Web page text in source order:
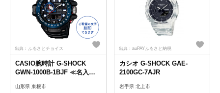
出典：ふるさとチョイス
CASIO腕時計 G-SHOCK
GWN-1000B-1BJF ≪名入れ
山形県 東根市
出典：auPAYふるさと納税
カシオ G-SHOCK GAE-
2100GC-7AJR
岩手県 北上市